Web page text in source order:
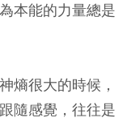
本能的力量總是
熵很大的時候，
隨感覺，往往是